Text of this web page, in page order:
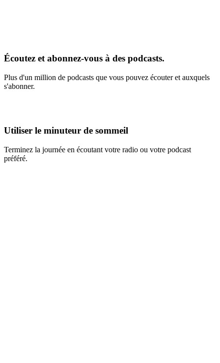
Écoutez et abonnez-vous à des podcasts.
Plus d'un million de podcasts que vous pouvez écouter et auxquels
s'abonner.
Utiliser le minuteur de sommeil
Terminez la journée en écoutant votre radio ou votre podcast
préféré.